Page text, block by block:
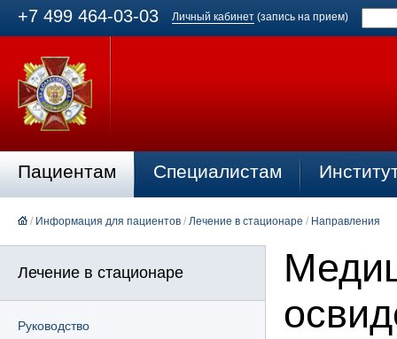
+7 499 464-03-03 Личный кабинет (запись на прием)
Пациентам Специалистам
/ Информация для пациентов / Лечение в стационаре / Направления
Лечение в стационаре
Руководство